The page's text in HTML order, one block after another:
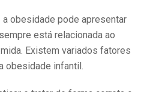
a obesidade pode apresentar
está relacionada ao
Existem variados fatores
obesidade infantil.